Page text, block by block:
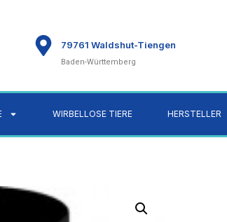
79761 Waldshut-Tiengen
Baden-Württemberg
WIRBELLOSE TIERE HERSTELLER